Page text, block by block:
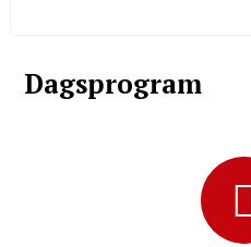
Dagsprogram